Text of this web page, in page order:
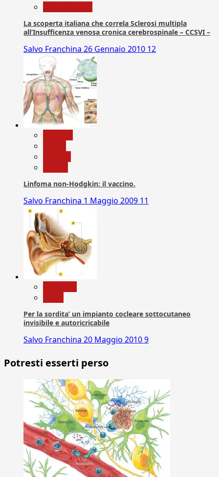
La scoperta italiana che correla Sclerosi multipla
all’Insufficenza venosa cronica cerebrospinale – CCSVI –
Salvo Franchina 26 Gennaio 2010 12
Linfoma non-Hodgkin: il vaccino.
Salvo Franchina 1 Maggio 2009 11
Per la sordita’ un impianto cocleare sottocutaneo
invisibile e autoricricabile
Salvo Franchina 20 Maggio 20109
Potresti esserti perso